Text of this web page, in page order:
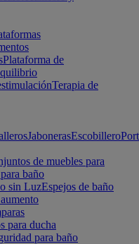
Plataforma de
Terapia de
JabonerasEscobillero
de muebles para
baño
sin LuzEspejos de baño
para ducha
para baño